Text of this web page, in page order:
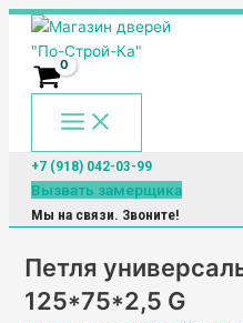
Перейти
содержимому
Main
Menu
+7 (918) 042-03-99
Вызвать замерщика
Мы на связи. Звоните!
Петля
125*75*2,5 G
Количество
товара
Петля
универсальная
125*75*2,5
G